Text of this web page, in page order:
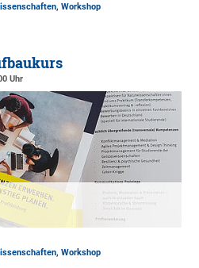
Workshop
Uhr
Workshop